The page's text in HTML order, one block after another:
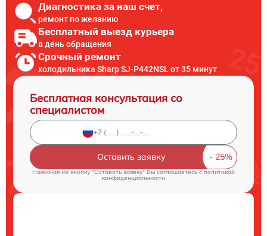
Диагностика за наш счет,
ремонт по желанию
Бесплатный выезд курьера
в день обращения
Срочный ремонт
холодильника Sharp SJ-P442NSL от 35 минут
Бесплатная консультация со
специалистом
Оставить заявку
Нажимая на кнопку "Оставить заявку" Вы соглашаетесь cполитикой
конфиденциальности